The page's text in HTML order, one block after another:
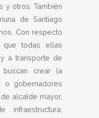
y otros. También
de Santiago
Con respecto
que todas ellas
a transporte de
buscan crear la
o gobernadores
alcalde mayor,